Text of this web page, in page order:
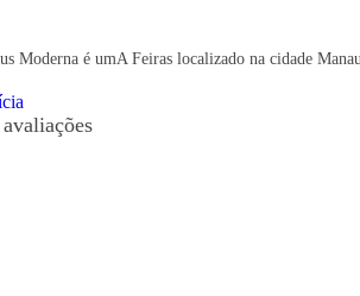
Moderna é umA Feiras localizado na cidade